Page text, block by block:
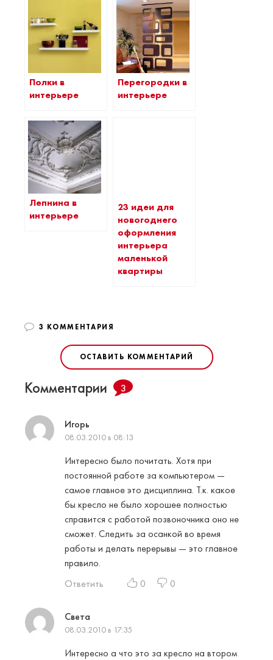
Полки в
интерьере
Перегородки в
интерьере
Лепнина в
интерьере
23 идеи для
новогоднего
оформления
интерьера
маленькой
квартиры
3 КОММЕНТАРИЯ
ОСТАВИТЬ КОММЕНТАРИЙ
Комментарии 3
Игорь
08.03.2010 в 08:13
Интересно было почитать. Хотя при
постоянной работе за компьютером —
самое главное это дисциплина. Т.к. какое
бы кресло не было хорошее полностью
справится с работой позвоночника оно не
сможет. Следить за осанкой во время
работы и делать перерывы — это главное
правило.
Ответить
0 0
Света
08.03.2010 в 17:35
Интересно а что это за кресло на втором